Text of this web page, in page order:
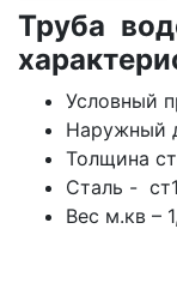
Труба
Условный
Наружный
Толщина
Сталь -
Вес м.кв –